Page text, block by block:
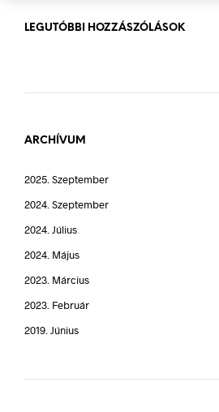
LEGUTÓBBI HOZZÁSZÓLÁSOK
ARCHÍVUM
2025. Szeptember
2024. Szeptember
2024. Július
2024. Május
2023. Március
2023. Február
2019. Június